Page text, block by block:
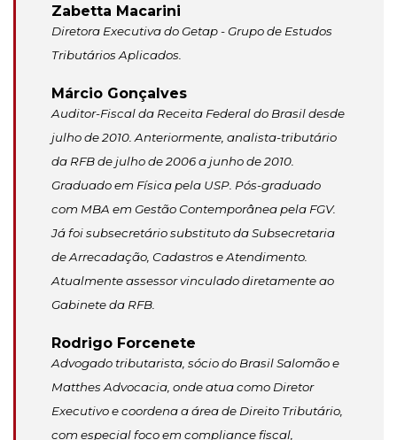
Zabetta Macarini
Diretora Executiva do Getap - Grupo de Estudos
Tributários Aplicados.
Márcio Gonçalves
Auditor-Fiscal da Receita Federal do Brasil desde
julho de 2010. Anteriormente, analista-tributário
da RFB de julho de 2006 a junho de 2010.
Graduado em Física pela USP. Pós-graduado
com MBA em Gestão Contemporânea pela FGV.
Já foi subsecretário substituto da Subsecretaria
de Arrecadação, Cadastros e Atendimento.
Atualmente assessor vinculado diretamente ao
Gabinete da RFB.
Rodrigo Forcenete
Advogado tributarista, sócio do Brasil Salomão e
Matthes Advocacia, onde atua como Diretor
Executivo e coordena a área de Direito Tributário,
com especial foco em compliance fiscal,